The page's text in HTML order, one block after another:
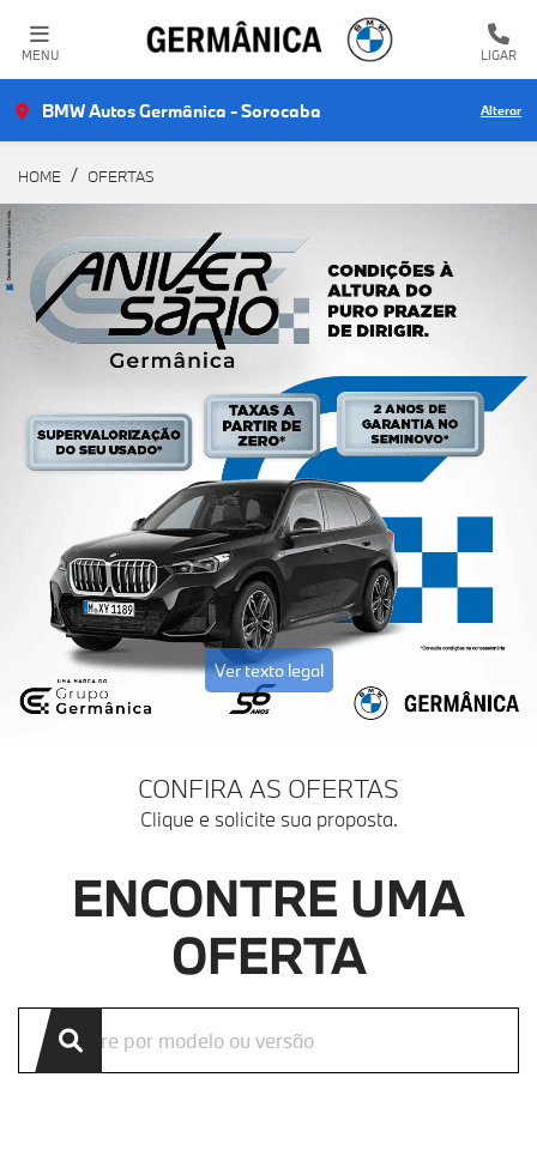
MENU LIGAR
BMW Autos Germânica - Sorocaba Alterar
HOME OFERTAS
Ver texto legal
CONFIRA AS OFERTAS
Clique e solicite sua proposta.
ENCONTRE UMA
OFERTA